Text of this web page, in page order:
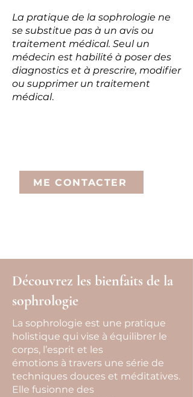
La pratique de la sophrologie ne
se substitue pas à un avis ou
traitement médical. Seul un
médecin est habilité à poser des
diagnostics et à prescrire, modifier
ou supprimer un traitement
médical.
ME CONTACTER
Découvrez les bienfaits de la
sophrologie
La sophrologie est une pratique
holistique qui vise à équilibrer le
corps, l’esprit et les
émotions à travers une série de
techniques douces et méditatives.
Elle fusionne des